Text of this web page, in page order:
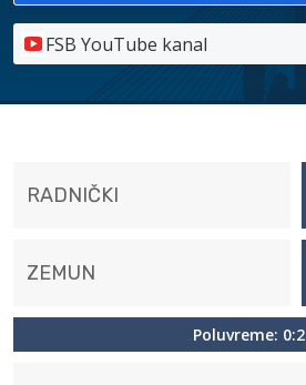
FSB YouTube kanal
RADNIČKI
ZEMUN
Poluvreme: 0:2